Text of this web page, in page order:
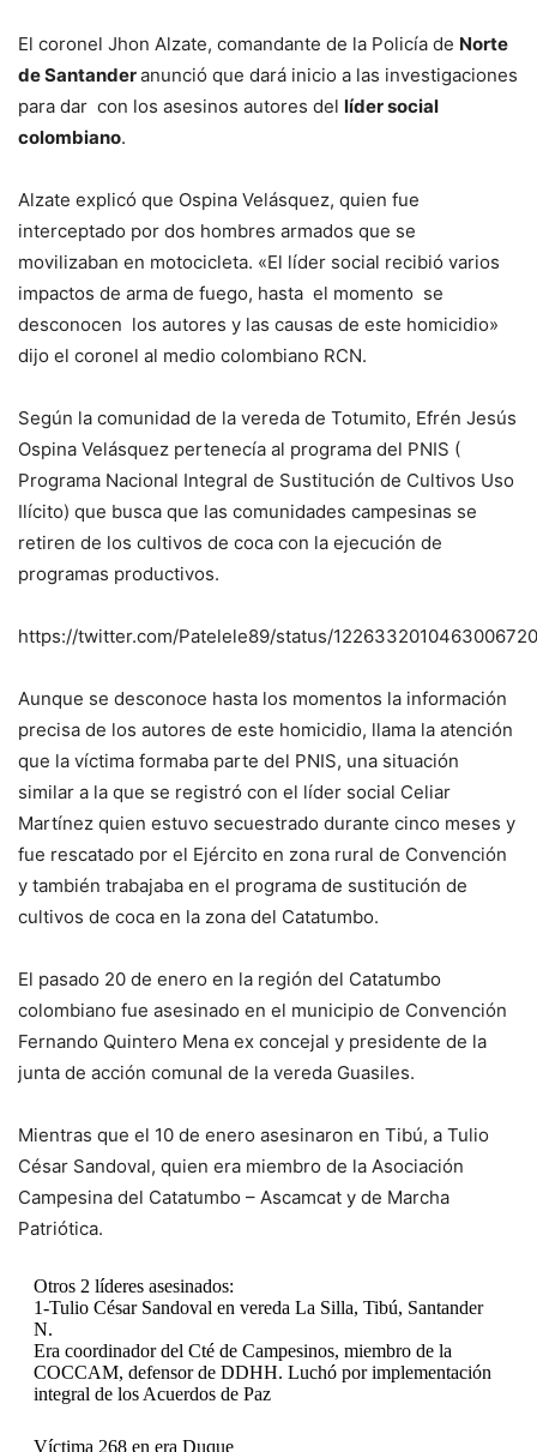
El coronel Jhon Alzate, comandante de la Policía de Norte
de Santanderanunció que dará inicio a las investigaciones
para dar con los asesinos autores del líder social
colombiano.
Alzate explicó que Ospina Velásquez, quien fue
interceptado por dos hombres armados que se
movilizaban en motocicleta. «El líder social recibió varios
impactos de arma de fuego, hasta el momento se
desconocen los autores y las causas de este homicidio»
dijo el coronel al medio colombiano RCN.
Según la comunidad de la vereda de Totumito, Efrén Jesús
Ospina Velásquez pertenecía al programa del PNIS (
Programa Nacional Integral de Sustitución de Cultivos Uso
Ilícito) que busca que las comunidades campesinas se
retiren de los cultivos de coca con la ejecución de
programas productivos.
https://twitter.com/Patelele89/status/1226332010463006720
Aunque se desconoce hasta los momentos la información
precisa de los autores de este homicidio, llama la atención
que la víctima formaba parte del PNIS, una situación
similar a la que se registró con el líder social Celiar
Martínez quien estuvo secuestrado durante cinco meses y
fue rescatado por el Ejército en zona rural de Convención
y también trabajaba en el programa de sustitución de
cultivos de coca en la zona del Catatumbo.
El pasado 20 de enero en la región del Catatumbo
colombiano fue asesinado en el municipio de Convención
Fernando Quintero Mena ex concejal y presidente de la
junta de acción comunal de la vereda Guasiles.
Mientras que el 10 de enero asesinaron en Tibú, a Tulio
César Sandoval, quien era miembro de la Asociación
Campesina del Catatumbo – Ascamcat y de Marcha
Patriótica.
Otros 2 líderes asesinados:
1-Tulio César Sandoval en vereda La Silla, Tibú, Santander
N.
Era coordinador del Cté de Campesinos, miembro de la
COCCAM, defensor de DDHH. Luchó por implementación
integral de los Acuerdos de Paz
Víctima 268 en era Duque